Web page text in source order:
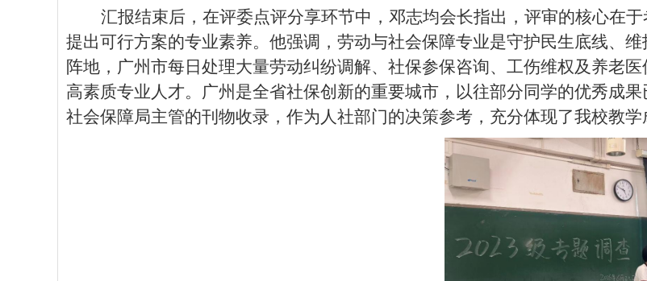
汇报结束后，在评委点评分享环节中， 邓志均会长指出，评审的核心在
提出可行方案的专业素养。他强调，劳动与社会保障专业是守护民生底线、
阵地，广州市每日处理大量劳动纠纷调解、社保参保咨询、工伤维权及养老
高素质专业人才。广州 是全省社保创新的重要城市， 以往部分同学的优秀成果
社会保障局主管的刊物收录，作为人社部门的决策参考，充分体现了我校教学